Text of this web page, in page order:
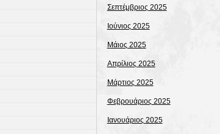
Σεπτέμβριος 2025
Ιούνιος 2025
Μάιος 2025
Απρίλιος 2025
Μάρτιος 2025
Φεβρουάριος 2025
Ιανουάριος 2025